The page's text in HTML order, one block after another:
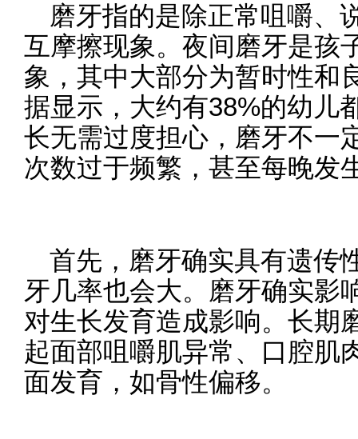
磨牙指的是除正常咀嚼、
互摩擦现象。夜间磨牙是孩
象，其中大部分为暂时性和
据显示，大约有38%的幼儿
长无需过度担心，磨牙不一
次数过于频繁，甚至每晚发
首先，磨牙确实具有遗传
牙几率也会大。磨牙确实影
对生长发育造成影响。长期
起面部咀嚼肌异常、口腔肌
面发育，如骨性偏移。